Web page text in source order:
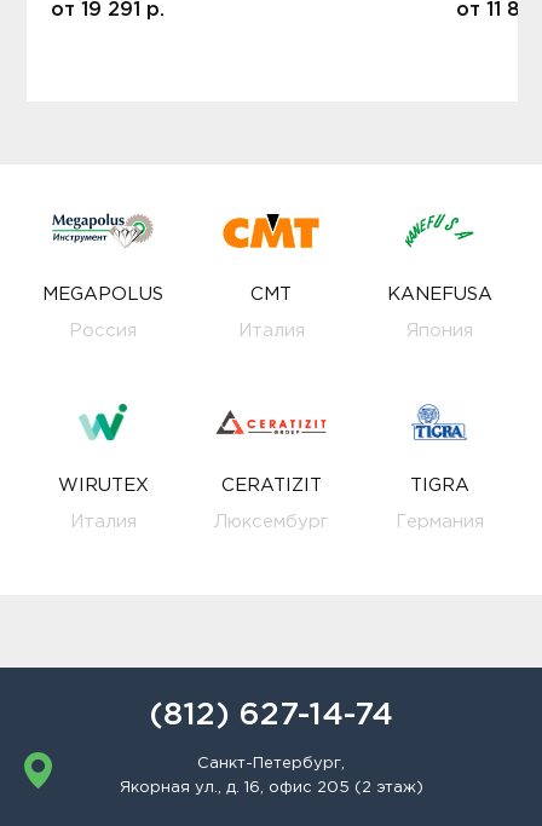
от 19 291 р. от 11
MEGAPOLUS
Россия
CMT
Италия
KANEFUSA
Япония
WIRUTEX
Италия
CERATIZIT
Люксембург
TIGRA
Германия
(812) 627-14-74
Санкт-Петербург,
Якорная ул., д. 16, офис 205 (2 этаж)